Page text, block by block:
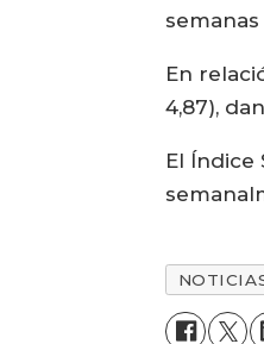
En
4,87),
El Índice